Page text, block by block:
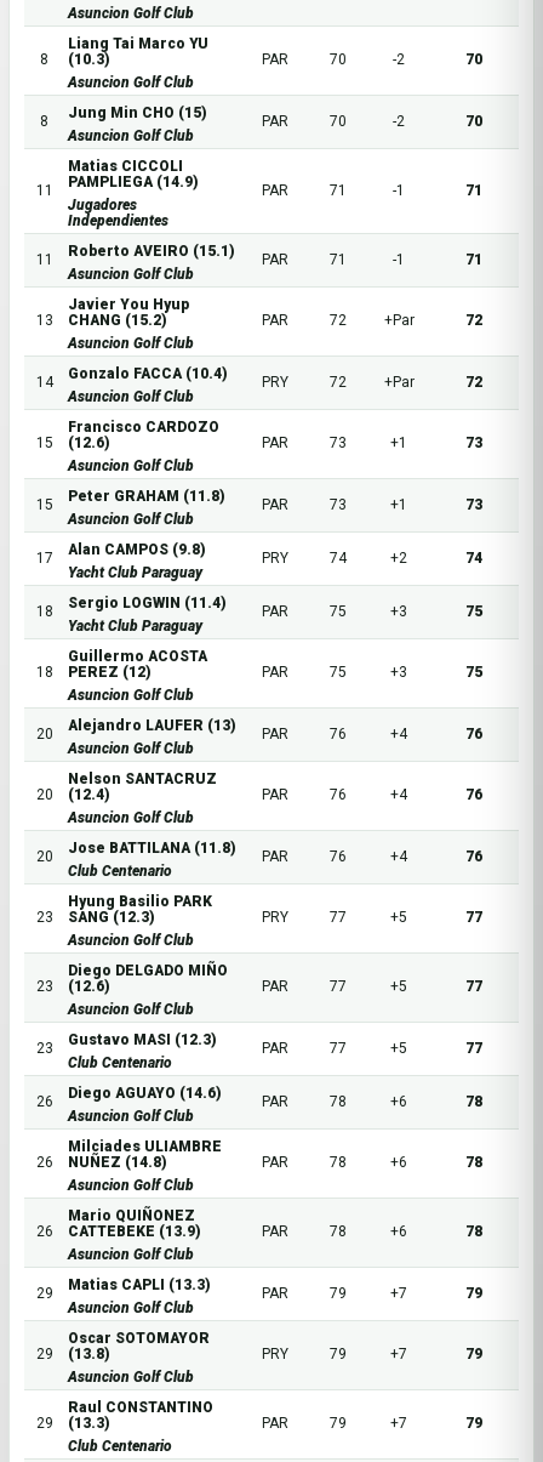
Asuncion Golf Club
8
Liang Tai Marco YU
(10.3)
Asuncion Golf Club
PAR 70 -2 70
8
Jung Min CHO (15)
Asuncion Golf Club
PAR 70 -2 70
11
Matias CICCOLI
PAMPLIEGA (14.9)
Jugadores
Independientes
PAR 71 -1 71
11
Roberto AVEIRO (15.1)
Asuncion Golf Club
PAR 71 -1 71
13
Javier You Hyup
CHANG (15.2)
Asuncion Golf Club
PAR 72 +Par 72
14
Gonzalo FACCA (10.4)
Asuncion Golf Club
PRY 72 +Par 72
15
Francisco CARDOZO
(12.6)
Asuncion Golf Club
PAR 73 +1 73
15
Peter GRAHAM (11.8)
Asuncion Golf Club
PAR 73 +1 73
17
Alan CAMPOS (9.8)
Yacht Club Paraguay
PRY 74 +2 74
18
Sergio LOGWIN (11.4)
Yacht Club Paraguay
PAR 75 +3 75
18
Guillermo ACOSTA
PEREZ (12)
Asuncion Golf Club
PAR 75 +3 75
20
Alejandro LAUFER (13)
Asuncion Golf Club
PAR 76 +4 76
20
Nelson SANTACRUZ
(12.4)
Asuncion Golf Club
PAR 76 +4 76
20
Jose BATTILANA (11.8)
Club Centenario
PAR 76 +4 76
23
Hyung Basilio PARK
SANG (12.3)
Asuncion Golf Club
PRY 77 +5 77
23
Diego DELGADO MIÑO
(12.6)
Asuncion Golf Club
PAR 77 +5 77
23
Gustavo MASI (12.3)
Club Centenario
PAR 77 +5 77
26
Diego AGUAYO (14.6)
Asuncion Golf Club
PAR 78 +6 78
26
Milciades ULIAMBRE
NUÑEZ (14.8)
Asuncion Golf Club
PAR 78 +6 78
26
Mario QUIÑONEZ
CATTEBEKE (13.9)
Asuncion Golf Club
PAR 78 +6 78
29
Matias CAPLI (13.3)
Asuncion Golf Club
PAR 79 +7 79
29
Oscar SOTOMAYOR
(13.8)
Asuncion Golf Club
PRY 79 +7 79
29
Raul CONSTANTINO
(13.3)
Club Centenario
PAR 79 +7 79